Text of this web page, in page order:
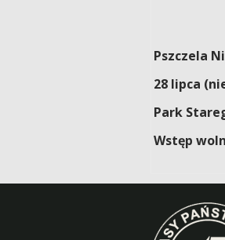
Pszczela
28 lipca
Park
Wstęp